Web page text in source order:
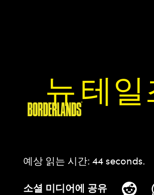
뉴 테
예상 읽는 시간 44 seconds
소셜 미디어에 공유